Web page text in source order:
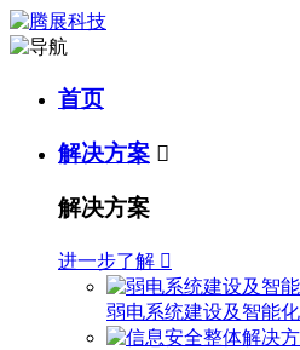
首页
解决方案 
解决方案
进一步了解 
弱电系统建设及智能